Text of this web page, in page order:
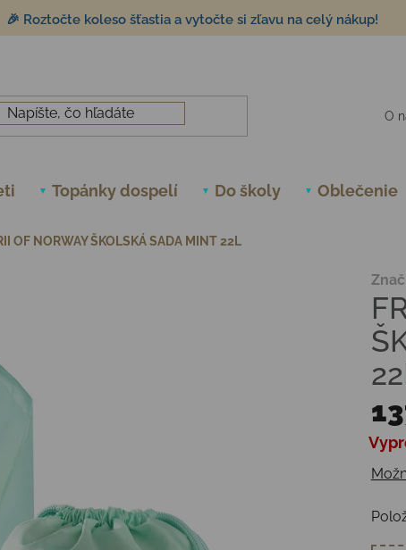
🎉 Roztočte koleso šťastia a vytočte si zľavu na celý nákup!
O
Topánky dospelí Do školy Oblečenie
OF NORWAY ŠKOLSKÁ SADA MINT 22L